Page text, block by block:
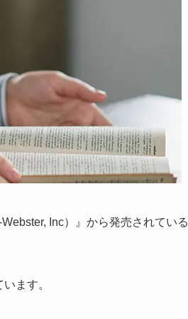
Inc）』から発売されている
ます。